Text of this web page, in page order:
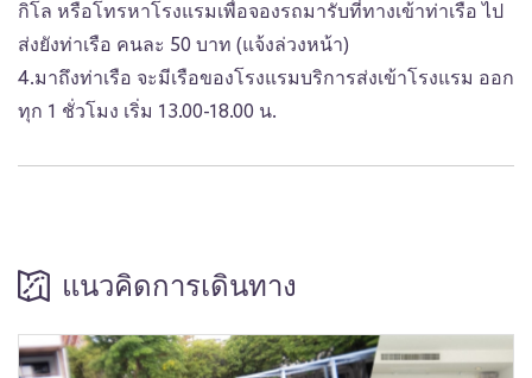
กิโล หรือโทรหาโรงแรมเพื่อจองรถมารับที่ทางเข้าท่าเรือ ไป
ส่งยังท่าเรือ คนละ 50 บาท (แจ้งล่วงหน้า)
4.มาถึงท่าเรือ จะมีเรือของโรงแรมบริการส่งเข้าโรงแรม ออก
ทุก 1 ชั่วโมง เริ่ม 13.00-18.00 น.
แนวคิดการเดินทาง